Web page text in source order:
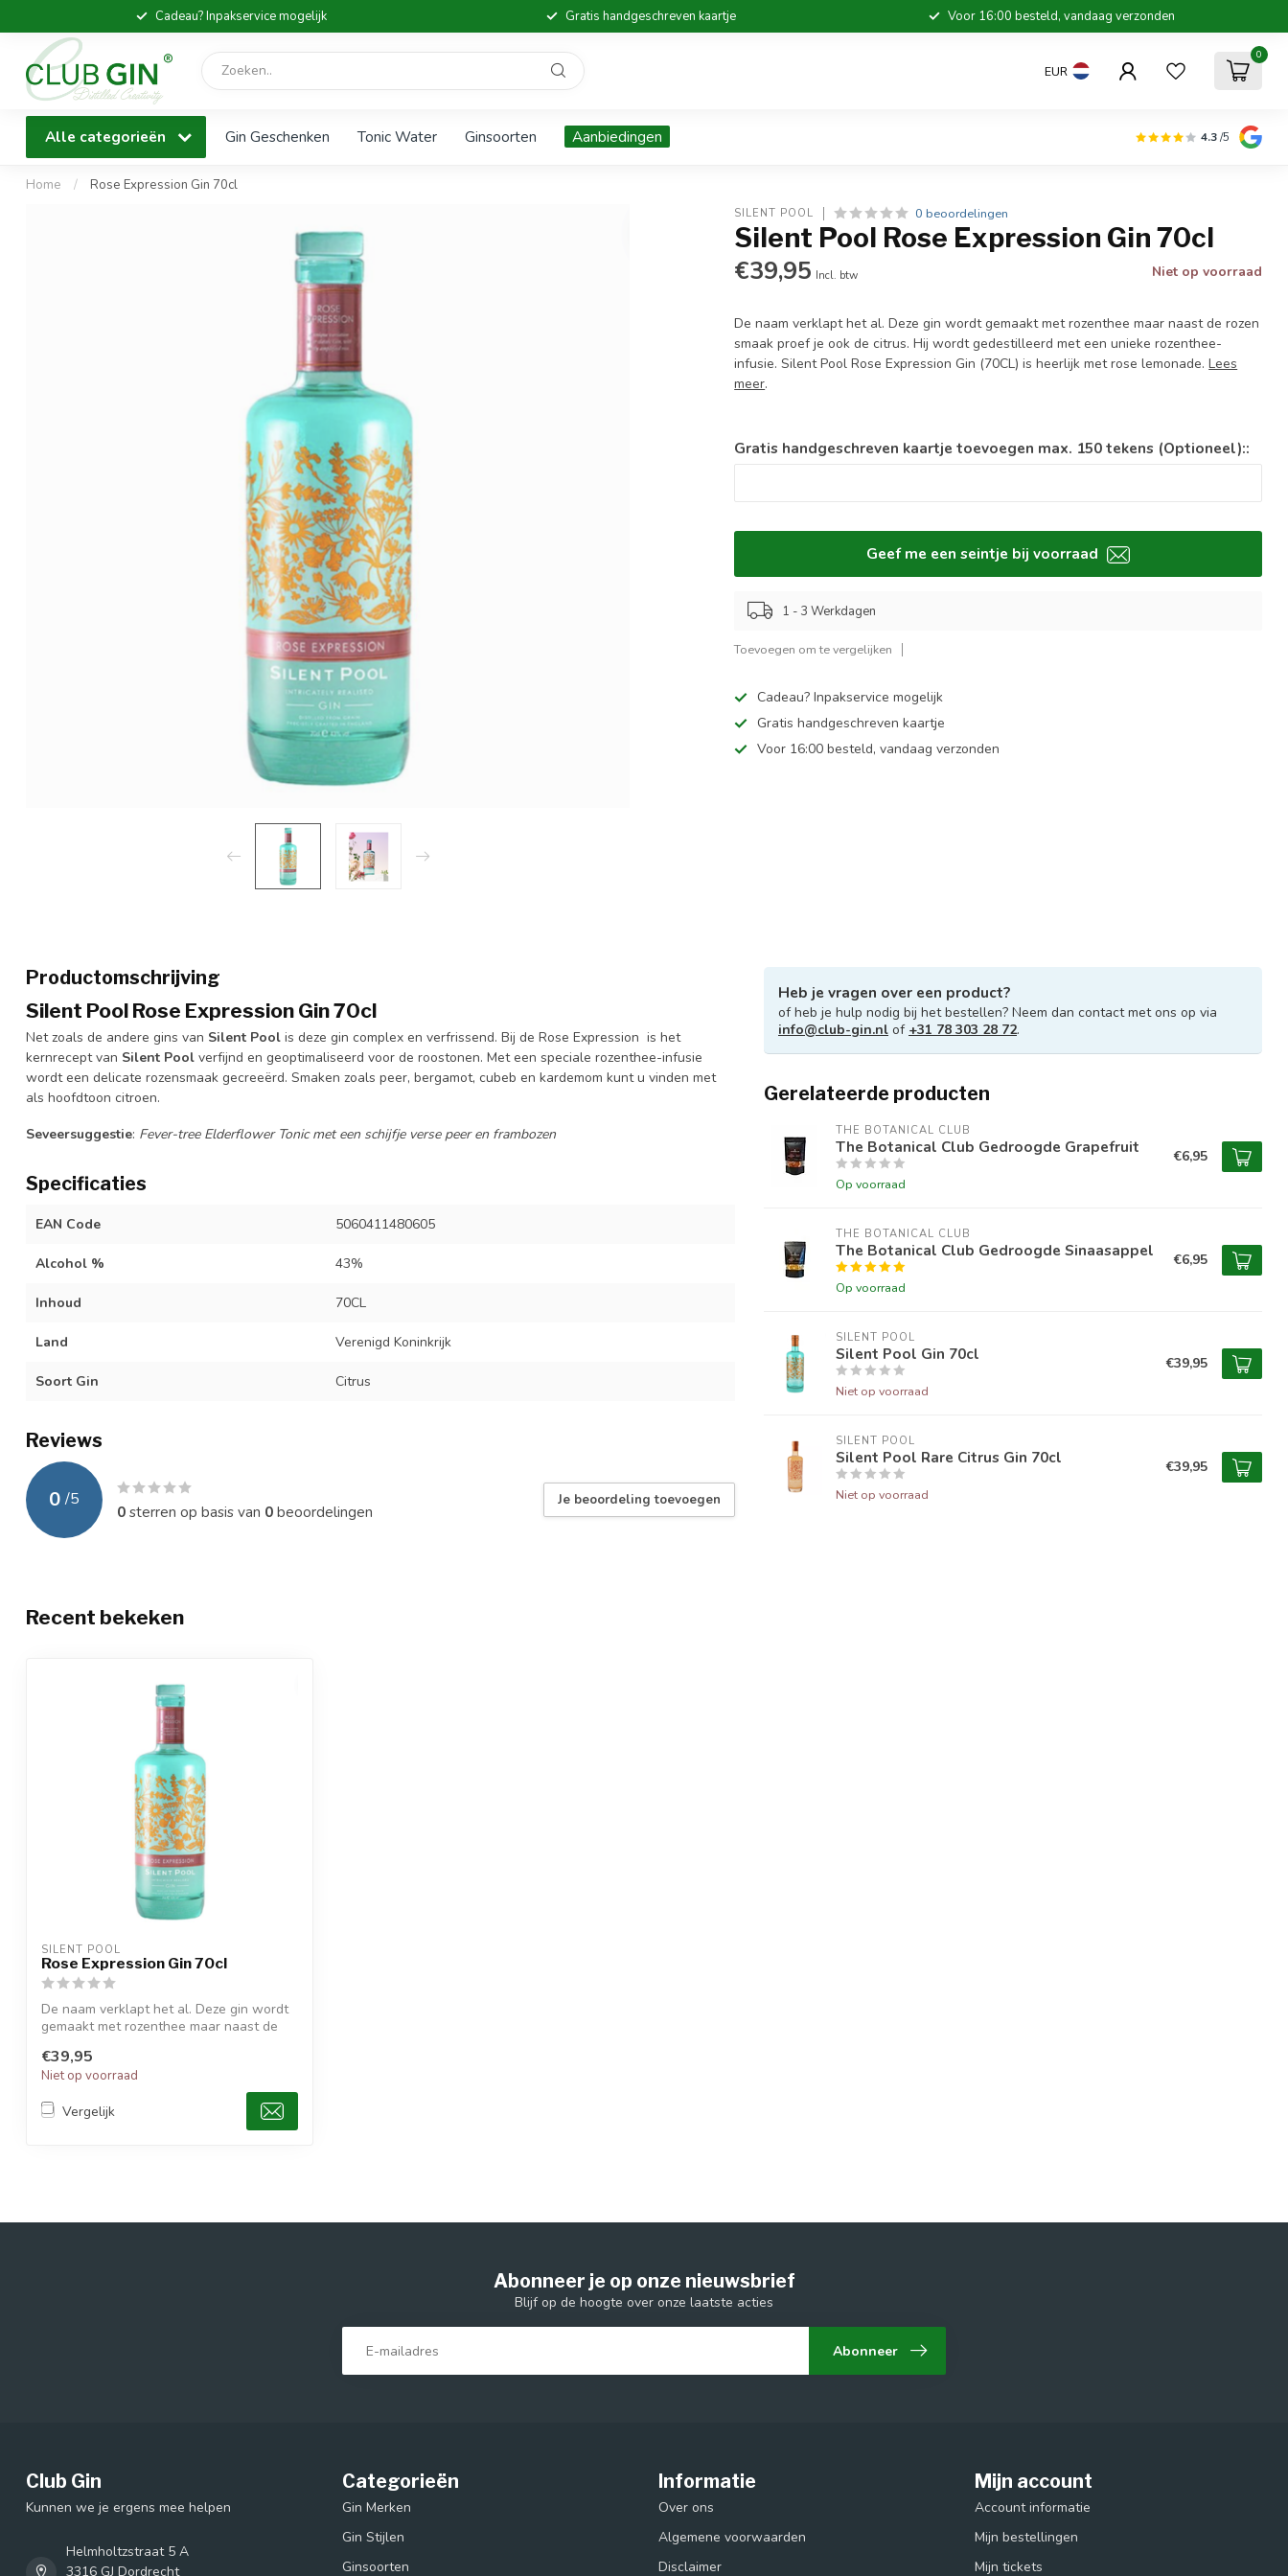
Cadeau? Inpakservice mogelijk Gratis handgeschreven kaartje Voor 16:00 besteld, vandaag verzonden
EUR
0
Alle categorieën Gin Geschenken Tonic Water Ginsoorten Aanbiedingen 4.3/5
Home / Rose Expression Gin 70cl
SILENT POOL 0 beoordelingen
Silent Pool Rose Expression Gin 70cl
€39,95 Incl. btw Niet op voorraad
De naam verklapt het al. Deze gin wordt gemaakt met rozenthee maar naast de rozen
smaak proef je ook de citrus. Hij wordt gedestilleerd met een unieke rozenthee-
infusie. Silent Pool Rose Expression Gin (70CL) is heerlijk met rose lemonade.Lees
meer.
Gratis handgeschreven kaartje toevoegen max. 150 tekens (Optioneel)::
Geef me een seintje bij voorraad
1 - 3 Werkdagen
Toevoegen om te vergelijken
Cadeau? Inpakservice mogelijk
Gratis handgeschreven kaartje
Voor 16:00 besteld, vandaag verzonden
Productomschrijving
Silent Pool Rose Expression Gin 70cl
Net zoals de andere gins van Silent Pool is deze gin complex en verfrissend. Bij de Rose Expression is het
kernrecept van Silent Pool verfijnd en geoptimaliseerd voor de roostonen. Met een speciale rozenthee-infusie
wordt een delicate rozensmaak gecreeërd. Smaken zoals peer, bergamot, cubeb en kardemom kunt u vinden met
als hoofdtoon citroen.
Seveersuggestie: Fever-tree Elderflower Tonic met een schijfje verse peer en frambozen
Specificaties
EAN Code 5060411480605
Alcohol % 43%
Inhoud 70CL
Land Verenigd Koninkrijk
Soort Gin Citrus
Reviews
0 /5
0sterren op basis van 0beoordelingen
Je beoordeling toevoegen
Heb je vragen over een product?
of heb je hulp nodig bij het bestellen? Neem dan contact met ons op via
info@club-gin.nl of +31 78 303 28 72.
Gerelateerde producten
THE BOTANICAL CLUB
The Botanical Club Gedroogde Grapefruit
Op voorraad
€6,95
THE BOTANICAL CLUB
The Botanical Club Gedroogde Sinaasappel
Op voorraad
€6,95
SILENT POOL
Silent Pool Gin 70cl
Niet op voorraad
€39,95
SILENT POOL
Silent Pool Rare Citrus Gin 70cl
Niet op voorraad
€39,95
Recent bekeken
SILENT POOL
Rose Expression Gin 70cl
De naam verklapt het al. Deze gin wordt
gemaakt met rozenthee maar naast de
€39,95
Niet op voorraad
Vergelijk
Abonneer je op onze nieuwsbrief
Blijf op de hoogte over onze laatste acties
Abonneer
Club Gin
Kunnen we je ergens mee helpen
Helmholtzstraat 5 A
3316 GJ Dordrecht
Categorieën
Gin Merken
Gin Stijlen
Ginsoorten
Informatie
Over ons
Algemene voorwaarden
Disclaimer
Mijn account
Account informatie
Mijn bestellingen
Mijn tickets